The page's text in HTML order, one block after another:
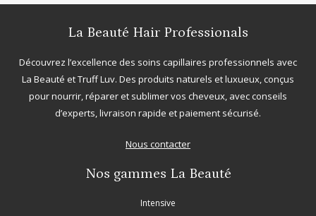
La Beauté Hair Professionals
Découvrez l’excellence des soins capillaires professionnels avec
La Beauté etTruff Luv. Des produits naturels et luxueux, conçus
pour nourrir, réparer et sublimer vos cheveux, avec conseils
d’experts, livraison rapide et paiement sécurisé.
Nous contacter
Nos gammes La Beauté
Intensive